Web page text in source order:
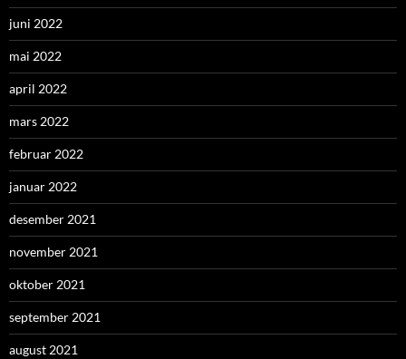
juni 2022
mai 2022
april 2022
mars 2022
februar 2022
januar 2022
desember 2021
november 2021
oktober 2021
september 2021
august 2021